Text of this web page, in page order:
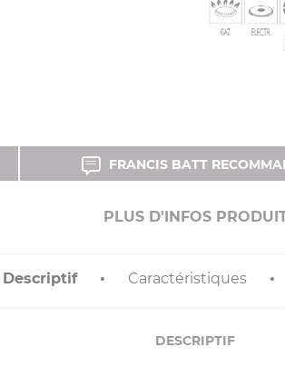
FRANCIS BATT
PLUS D'INFOS
Descriptif Caractéristiques
DESCRIPTIF